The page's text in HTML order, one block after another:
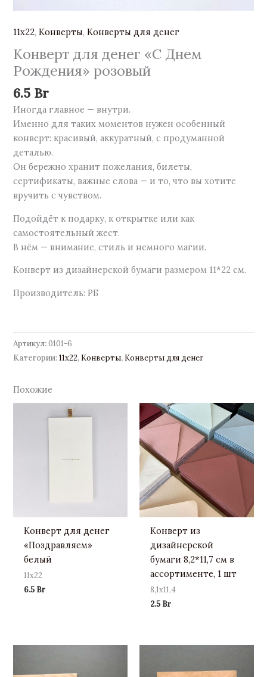
11х22,Конверты,Конверты для денег
Конверт для денег «С Днем
Рождения» розовый
6.5 Br
Иногда главное — внутри.
Именно для таких моментов нужен особенный
конверт: красивый, аккуратный, с продуманной
деталью.
Он бережно хранит пожелания, билеты,
сертификаты, важные слова — и то, что вы хотите
вручить с чувством.
Подойдёт к подарку, к открытке или как
самостоятельный жест.
В нём — внимание, стиль и немного магии.
Конверт из дизайнерской бумаги размером 11*22 см.
Производитель: РБ
Артикул:0101-6
Категории:11х22,Конверты,Конверты для денег
Похожие
Конверт для денег
«Поздравляем»
белый
11х22
6.5 Br
Конверт из
дизайнерской
бумаги 8,2*11,7 см в
ассортименте, 1 шт
8,1х11,4
2.5 Br